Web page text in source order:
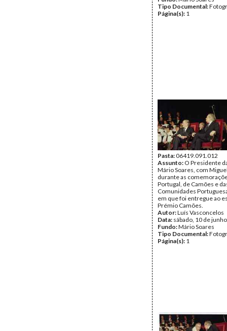
Tipo Documental:
Página(s): 1
Pasta:06419.091.012
Assunto: O Presidente
Mário Soares, com
durante as
Portugal, de Camões e
Comunidades
em que foi entregue ao
Prémio Camões.
Autor:Luís Vasconcelos
Data: sábado, 10 de
Fundo:Mário Soares
Tipo Documental:
Página(s): 1